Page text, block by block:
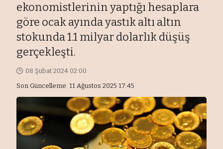
ekonomistlerinin yaptığı hesaplara
göre ocak ayında yastık altı altın
stokunda 1.1 milyar dolarlık düşüş
gerçekleşti.
Son Güncelleme: 11 Ağustos 2025 17:45
08 Şubat 2024 02:00